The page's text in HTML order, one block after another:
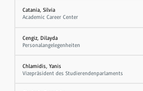
Catania, Silvia
Academic Career Center
Cengiz, Dilayda
Personalangelegenheiten
Chlamidis, Yanis
Vizepräsident des Studierendenparlaments